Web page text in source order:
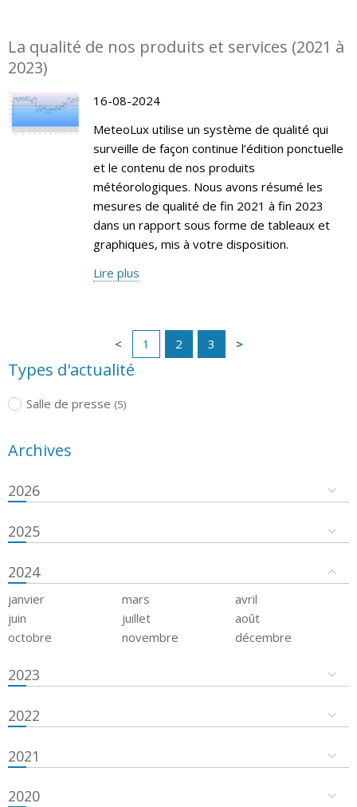
La qualité de nos produits et services (2021 à
2023)
16-08-2024
MeteoLux utilise un système de qualité qui
surveille de façon continue l’édition ponctuelle
et le contenu de nos produits
météorologiques. Nous avons résumé les
mesures de qualité de fin 2021 à fin 2023
dans un rapport sous forme de tableaux et
graphiques, mis à votre disposition.
Lire plus
1 2 3
Types d'actualité
Salle de presse (5)
Archives
2026
2025
2024
janvier mars
avril
juin
juillet
août
octobre
novembre décembre
2023
2022
2021
2020